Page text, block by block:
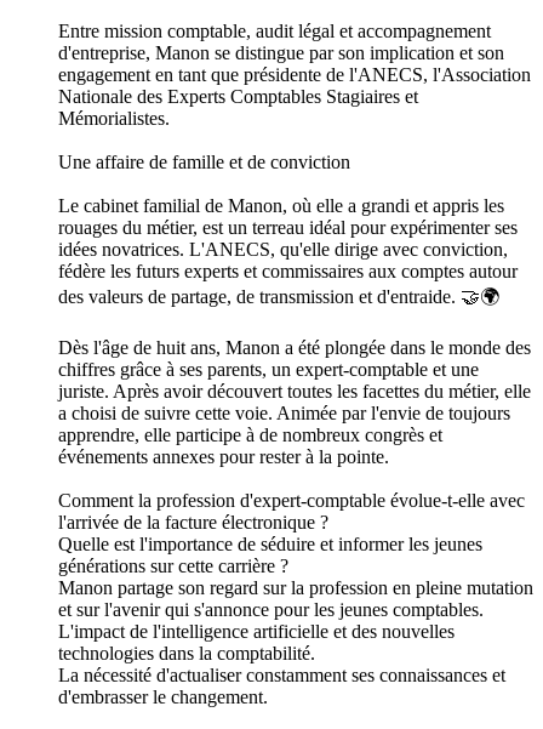
Entre mission comptable, audit légal et accompagnement
d'entreprise, Manon se distingue par son implication et son
engagement en tant que présidente de l'ANECS, l'Association
Nationale des Experts Comptables Stagiaires et
Mémorialistes.
Une affaire de famille et de conviction
Le cabinet familial de Manon, où elle a grandi et appris les
rouages du métier, est un terreau idéal pour expérimenter ses
idées novatrices. L'ANECS, qu'elle dirige avec conviction,
fédère les futurs experts et commissaires aux comptes autour
des valeurs de partage, de transmission et d'entraide. 🤝🌍
Dès l'âge de huit ans, Manon a été plongée dans le monde des
chiffres grâce à ses parents, un expert-comptable et une
juriste. Après avoir découvert toutes les facettes du métier, elle
a choisi de suivre cette voie. Animée par l'envie de toujours
apprendre, elle participe à de nombreux congrès et
événements annexes pour rester à la pointe.
Comment la profession d'expert-comptable évolue-t-elle avec
l'arrivée de la facture électronique ?
Quelle est l'importance de séduire et informer les jeunes
générations sur cette carrière ?
Manon partage son regard sur la profession en pleine mutation
et sur l'avenir qui s'annonce pour les jeunes comptables.
L'impact de l'intelligence artificielle et des nouvelles
technologies dans la comptabilité.
La nécessité d'actualiser constamment ses connaissances et
d'embrasser le changement.